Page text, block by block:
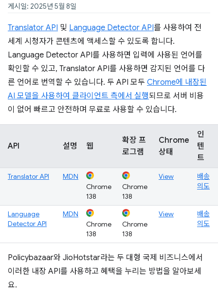
게시일: 2025년 5월 8일
Translator API 및 Language Detector API를 사용하여 전
세계 시청자가 콘텐츠에 액세스할 수 있도록 합니다.
Language Detector API를 사용하면 입력에 사용된 언어를
확인할 수 있고, Translator API를 사용하면 감지된 언어를 다
른 언어로 번역할 수 있습니다. 두 API 모두 Chrome에 내장된
AI 모델을 사용하여 클라이언트 측에서 실행되므로 서버 비용
이 없어 빠르고 안전하며 무료로 사용할 수 있습니다.
API 설명 웹
확장 프
로그램
Chrome
상태
인
텐
트
Translator API
MDN
Chrome
138
Chrome
138
View
배송
의도
Language
Detector API
MDN
Chrome
138
Chrome
138
View
배송
의도
Policybazaar와 JioHotstar라는 두 대형 국제 비즈니스에서
이러한 내장 API를 사용하고 혜택을 누리는 방법을 알아보세
요.